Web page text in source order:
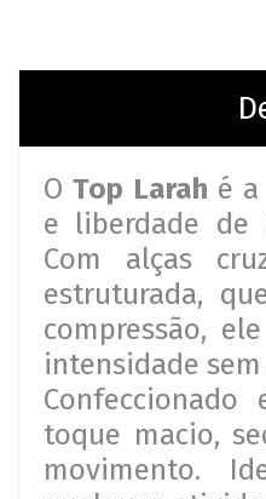
O Top Larah é
e liberdade de
Com alças
estruturada,
compressão,
intensidade
toque macio,
movimento.